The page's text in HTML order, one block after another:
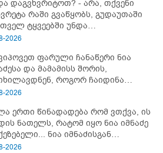
- ეკა კუპატაძე
დაგვხვრიტოთ? - არა, თქვენი
რაში გვაწყობს, გუდაუთაში
ტყვეებში უნდა
2026
ფარული ჩანაწერი ნია
და მამამისს შორის,
როგორ ჩაიდინა
დანაშაული” - რას ამბობს
2026
ერთი წინადადება რომ ვთქვა, ის
ნათელს, რატომ იყო ნია იმნაძე
ნია იმნაძისგან
ინფორმაციაა ეს" - რას
2026